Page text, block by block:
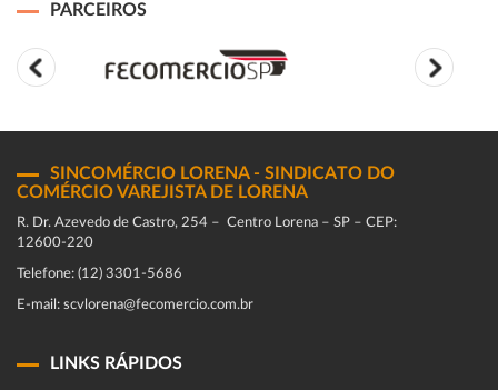
PARCEIROS
SINCOMÉRCIO LORENA - SINDICATO DO
COMÉRCIO VAREJISTA DE LORENA
R. Dr. Azevedo de Castro, 254 – Centro Lorena – SP – CEP:
12600-220
Telefone: (12) 3301-5686
E-mail: scvlorena@fecomercio.com.br
LINKS RÁPIDOS